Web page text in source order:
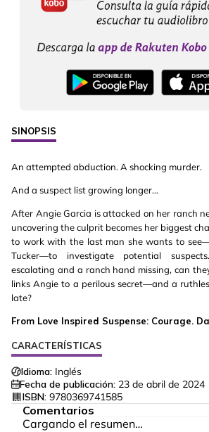
SINOPSIS
An attempted abduction. A shocking murder.
And a suspect list growing longer…
After Angie Garcia is attacked on her ranch
uncovering the culprit becomes her biggest
to work with the last man she wants to
Tucker—to investigate potential
escalating and a ranch hand missing, can
links Angie to a perilous secret—and a
late?
From Love Inspired Suspense: Courage.
CARACTERÍSTICAS
Idioma: Inglés
Fecha de publicación: 23 de abril de 2024
ISBN: 9780369741585
Comentarios
Cargando el resumen…